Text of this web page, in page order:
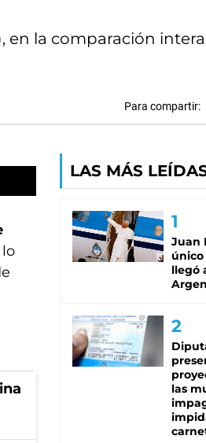
en la comparación
Para compartir:
LAS MÁS
Juan
llegó
las